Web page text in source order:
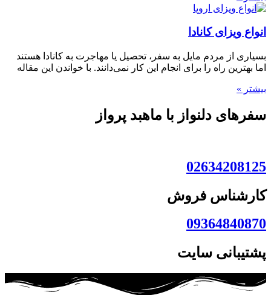
انواع ویزای کانادا
بسیاری از مردم مایل به سفر، تحصیل یا مهاجرت به کانادا هستند
اما بهترین راه را برای انجام این کار نمی‌دانند. با خواندن این مقاله
بیشتر »
سفرهای دلنواز با ماهبد پرواز
02634208125
کارشناس فروش
09364840870
پشتیبانی سایت